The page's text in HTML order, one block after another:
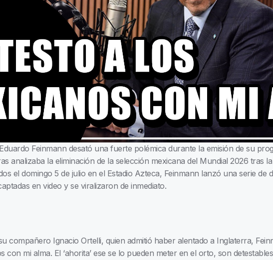
Feinmann desató una fuerte polémica durante la emisión de su
analizaba la eliminación de la selección mexicana del Mundial 2026 tras
el domingo 5 de julio en el Estadio Azteca, Feinmann lanzó una serie de
en video y se viralizaron de inmediato.
compañero Ignacio Ortelli, quien admitió haber alentado a Inglaterra,
con mi alma. El ‘ahorita’ ese se lo pueden meter en el orto, son